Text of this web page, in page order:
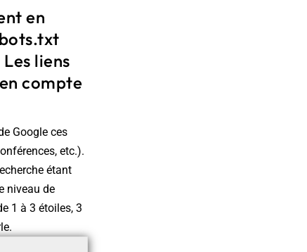
en
liens
compte
Google ces
etc.).
étant
niveau de
1 à 3 étoiles, 3